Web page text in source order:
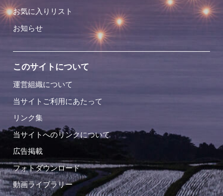
お気に入りリスト
お知らせ
このサイトについて
運営組織について
当サイトご利用にあたって
リンク集
当サイトへのリンクについて
広告掲載
フォトダウンロード
動画ライブラリー